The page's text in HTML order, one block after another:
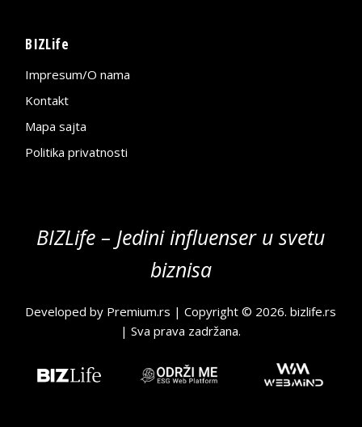
BIZLife
Impresum/O nama
Kontakt
Mapa sajta
Politika privatnosti
BIZLife – Jedini influenser u svetu
biznisa
Developed by Premium.rs | Copyright © 2026.bizlife.rs
| Sva prava zadržana.